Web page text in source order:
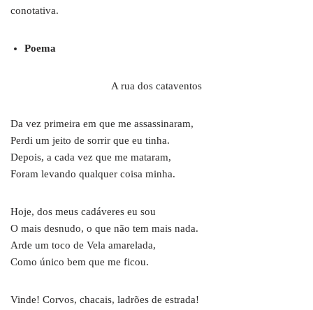
conotativa.
Poema
A rua dos cataventos
Da vez primeira em que me assassinaram,
Perdi um jeito de sorrir que eu tinha.
Depois, a cada vez que me mataram,
Foram levando qualquer coisa minha.
Hoje, dos meus cadáveres eu sou
O mais desnudo, o que não tem mais nada.
Arde um toco de Vela amarelada,
Como único bem que me ficou.
Vinde! Corvos, chacais, ladrões de estrada!